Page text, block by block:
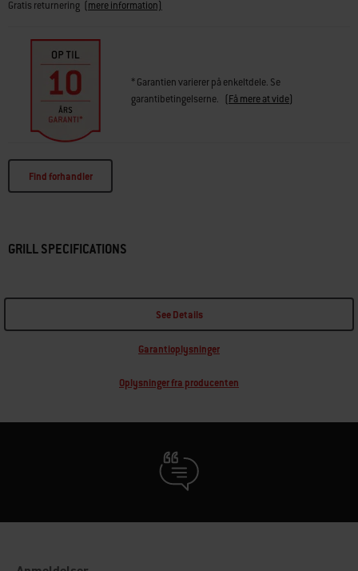
Gratis returnering (mere information)
* Garantien varierer på enkeltdele. Se
garantibetingelserne. (Få mere at vide)
Find forhandler
GRILL SPECIFICATIONS
See Details
Garantioplysninger
Oplysninger fra producenten